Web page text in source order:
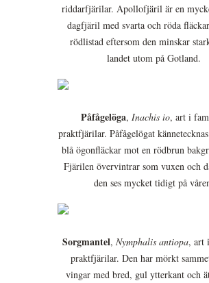
riddarfjärilar. Apollofjäril är en
dagfjäril med svarta och röda
rödlistad eftersom den minskar
landet utom på Gotland.
Påfågelöga, Inachis io, art i
praktfjärilar. Påfågelögat
blå ögonfläckar mot en rödbrun
Fjärilen övervintrar som vuxen och
den ses mycket tidigt på
Sorgmantel, Nymphalis antiopa, art
praktfjärilar. Den har mörkt
vingar med bred, gul ytterkant och